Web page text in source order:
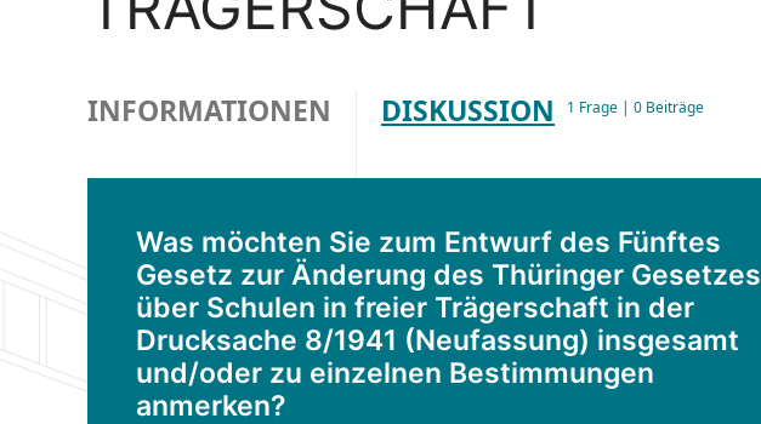
INFORMATIONEN DISKUSSION 1 Frage | 0 Beiträge
Was möchten Sie zum Entwurf des Fünftes
Gesetz zur Änderung des Thüringer Gesetzes
über Schulen in freier Trägerschaft in der
Drucksache 8/1941 (Neufassung) insgesamt
und/oder zu einzelnen Bestimmungen
anmerken?